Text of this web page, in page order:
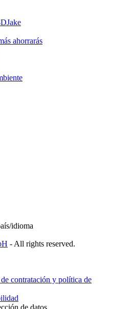
ahorrarás
idioma
- All rights reserved.
contratación y política de
de datos